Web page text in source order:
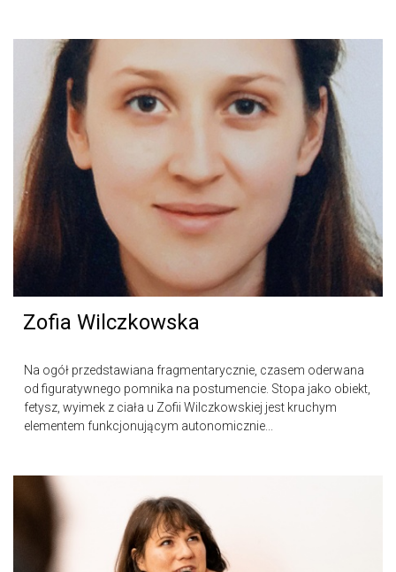
Zofia Wilczkowska
Na ogół przedstawiana fragmentarycznie, czasem oderwana
od figuratywnego pomnika na postumencie. Stopa jako obiekt,
fetysz, wyimek z ciała u Zofii Wilczkowskiej jest kruchym
elementem funkcjonującym autonomicznie...